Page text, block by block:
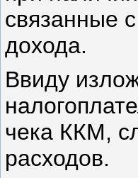
связанные
дохода.
Ввиду
чека ККМ,
расходов.